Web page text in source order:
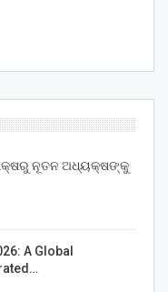
ପକ୍ଷରୁ ନୂତନ ଅଧ୍ୟକ୍ଷଙ୍କୁ
A Global